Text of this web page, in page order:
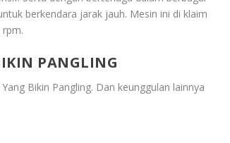
berkendara jarak jauh. Mesin ini di klaim
PANGLING
Bikin Pangling. Dan keunggulan lainnya